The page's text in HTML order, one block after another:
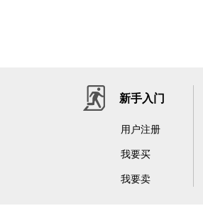
新手入门
用户注册
我要买
我要卖